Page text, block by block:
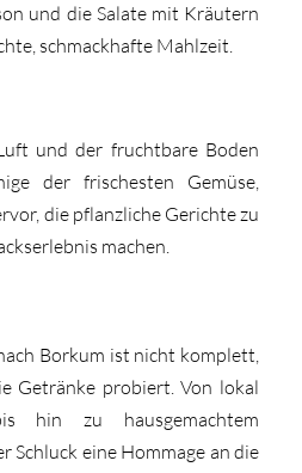
und die Salate mit Kräutern
schmackhafte Mahlzeit.
und der fruchtbare Boden
der frischesten Gemüse,
die pflanzliche Gerichte zu
machen.
Borkum ist nicht komplett,
Getränke probiert. Von lokal
hin zu hausgemachtem
Schluck eine Hommage an die